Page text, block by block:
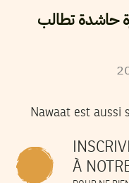
حاشدة تطالب
Nawaat est aussi
À